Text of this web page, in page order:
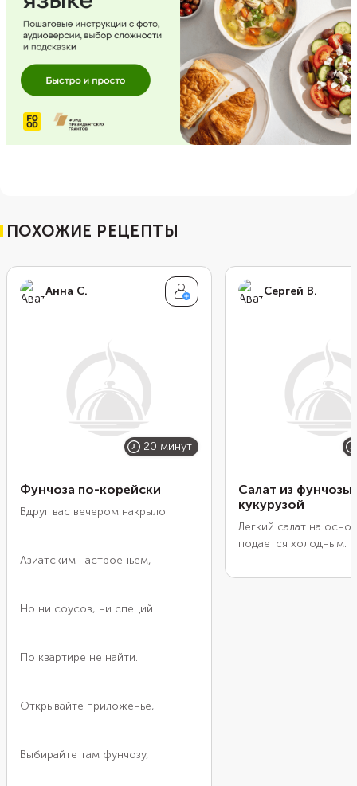
ПОХОЖИЕ РЕЦЕПТЫ
Анна С.
20 минут
Фунчоза по-корейски
Вдруг вас вечером накрыло
Азиатским настроеньем,
Но ни соусов, ни специй
По квартире не найти.
Открывайте приложенье,
Выбирайте там фунчозу,
Сергей В.
Салат из фунчозы
кукурузой
Легкий салат на
подается холодным.
используя соус